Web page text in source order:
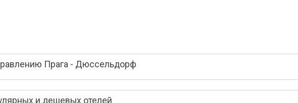
Прага - Дюссельдорф
и дешевых отелей